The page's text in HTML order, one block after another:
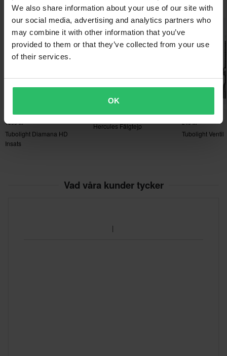
We also share information about your use of our site with
our social media, advertising and analytics partners who
may combine it with other information that you’ve
provided to them or that they’ve collected from your use
of their services.
OK
produkter som är personaliserade eller tillverkade på beställning.
Kundvård-sida för mer information och villkor.
Du kanske också gillar
Superpris!
879 kr -20%
1099 kr
Tubolight Diamana HD
Insats
99 kr
Hercules Fälgtejp
Superpris!
199 kr -20%
249 kr
Tubolight Ventil
Vad våra kunder tycker